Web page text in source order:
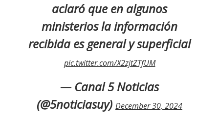
aclaró que en algunos
ministerios la información
recibida es general y superficial
pic.twitter.com/X2zjtZTfUM
— Canal 5 Noticias
(@5noticiasuy) December 30, 2024